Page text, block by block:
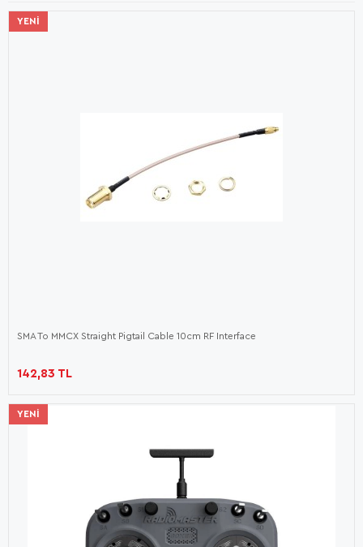
YENI
SMA To MMCX Straight Pigtail Cable 10cm RF Interface
142,83 TL
YENI